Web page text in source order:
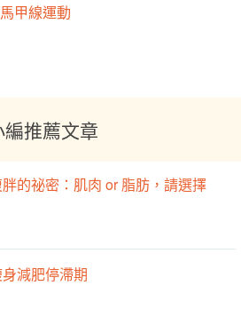
甲線運動
編推薦文章
的祕密：肌肉 or 脂肪，請選擇
減肥停滯期